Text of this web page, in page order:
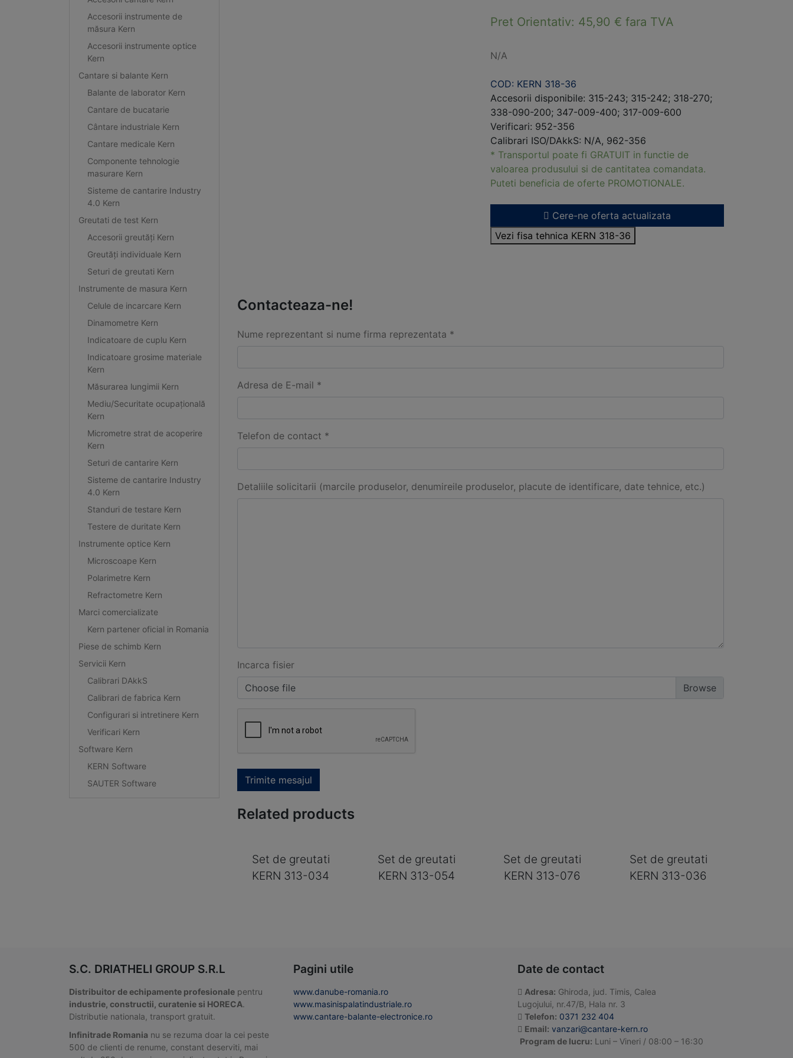
Accesorii instrumente de
măsura Kern
Accesorii instrumente optice
Kern
Cantare si balante Kern
Balante de laborator Kern
Cantare de bucatarie
Cântare industriale Kern
Cantare medicale Kern
Componente tehnologie
masurare Kern
Sisteme de cantarire Industry
4.0 Kern
Greutati de test Kern
Accesorii greutăți Kern
Greutăți individuale Kern
Seturi de greutati Kern
Instrumente de masura Kern
Celule de incarcare Kern
Dinamometre Kern
Indicatoare de cuplu Kern
Indicatoare grosime materiale
Kern
Măsurarea lungimii Kern
Mediu/Securitate ocupațională
Kern
Micrometre strat de acoperire
Kern
Seturi de cantarire Kern
Sisteme de cantarire Industry
4.0 Kern
Standuri de testare Kern
Testere de duritate Kern
Instrumente optice Kern
Microscoape Kern
Polarimetre Kern
Refractometre Kern
Marci comercializate
Kern partener oficial in Romania
Piese de schimb Kern
Servicii Kern
Calibrari DAkkS
Calibrari de fabrica Kern
Configurari si intretinere Kern
Verificari Kern
Software Kern
KERN Software
SAUTER Software
Pret Orientativ: 45,90 € fara TVA
N/A
COD: KERN 318-36
Accesorii disponibile: 315-243; 315-242; 318-270;
338-090-200; 347-009-400; 317-009-600
Verificari: 952-356
Calibrari ISO/DAkkS: N/A, 962-356
* Transportul poate fi GRATUIT in functie de
valoarea produsului si de cantitatea comandata.
Puteti beneficia de oferte PROMOTIONALE.
Cere-ne oferta actualizata
Vezi fisa tehnica KERN 318-36
Contacteaza-ne!
Nume reprezentant si nume firma reprezentata *
Adresa de E-mail *
Telefon de contact *
Detaliile solicitarii (marcile produselor, denumireile produselor, placute de identificare, date tehnice, etc.)
Incarca fisier
Choose file
Trimite mesajul
Related products
Set de greutati
KERN 313-034
Set de greutati
KERN 313-054
Set de greutati
KERN 313-076
Set de greutati
KERN 313-036
S.C. DRIATHELI GROUP S.R.L
Distribuitor de echipamente profesionale pentru
industrie, constructii, curatenie si HORECA.
Distributie nationala, transport gratuit.
Infinitrade Romania nu se rezuma doar la cei peste
500 de clienti de renume, constant deserviti, mai
Pagini utile
www.danube-romania.ro
www.masinispalatindustriale.ro
www.cantare-balante-electronice.ro
Date de contact
Adresa: Ghiroda, jud. Timis, Calea
Lugojului, nr.47/B, Hala nr. 3
Telefon: 0371 232 404
Email: vanzari@cantare-kern.ro
Program de lucru: Luni – Vineri / 08:00 – 16:30